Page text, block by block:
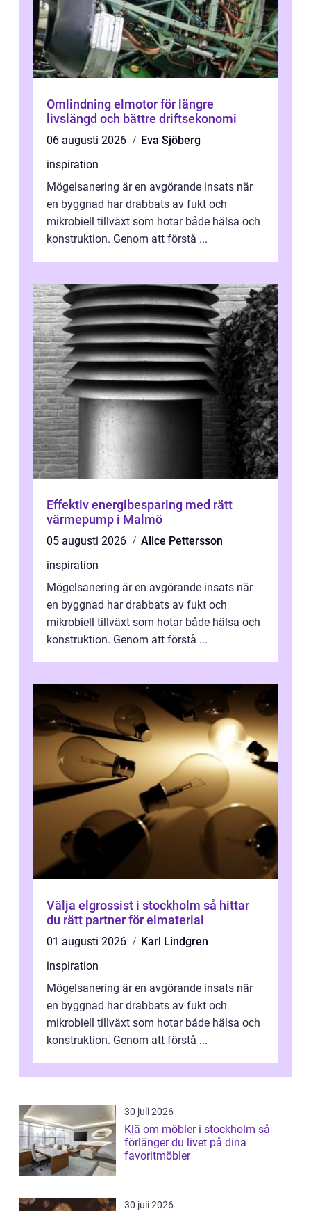
Omlindning elmotor för längre
livslängd och bättre driftsekonomi
06 augusti 2026
Eva Sjöberg
inspiration
Mögelsanering är en avgörande insats när
en byggnad har drabbats av fukt och
mikrobiell tillväxt som hotar både hälsa och
konstruktion. Genom att förstå ...
Effektiv energibesparing med rätt
värmepump i Malmö
05 augusti 2026
Alice Pettersson
inspiration
Mögelsanering är en avgörande insats när
en byggnad har drabbats av fukt och
mikrobiell tillväxt som hotar både hälsa och
konstruktion. Genom att förstå ...
Välja elgrossist i stockholm så hittar
du rätt partner för elmaterial
01 augusti 2026
Karl Lindgren
inspiration
Mögelsanering är en avgörande insats när
en byggnad har drabbats av fukt och
mikrobiell tillväxt som hotar både hälsa och
konstruktion. Genom att förstå ...
30 juli 2026
Klä om möbler i stockholm så
förlänger du livet på dina
favoritmöbler
30 juli 2026